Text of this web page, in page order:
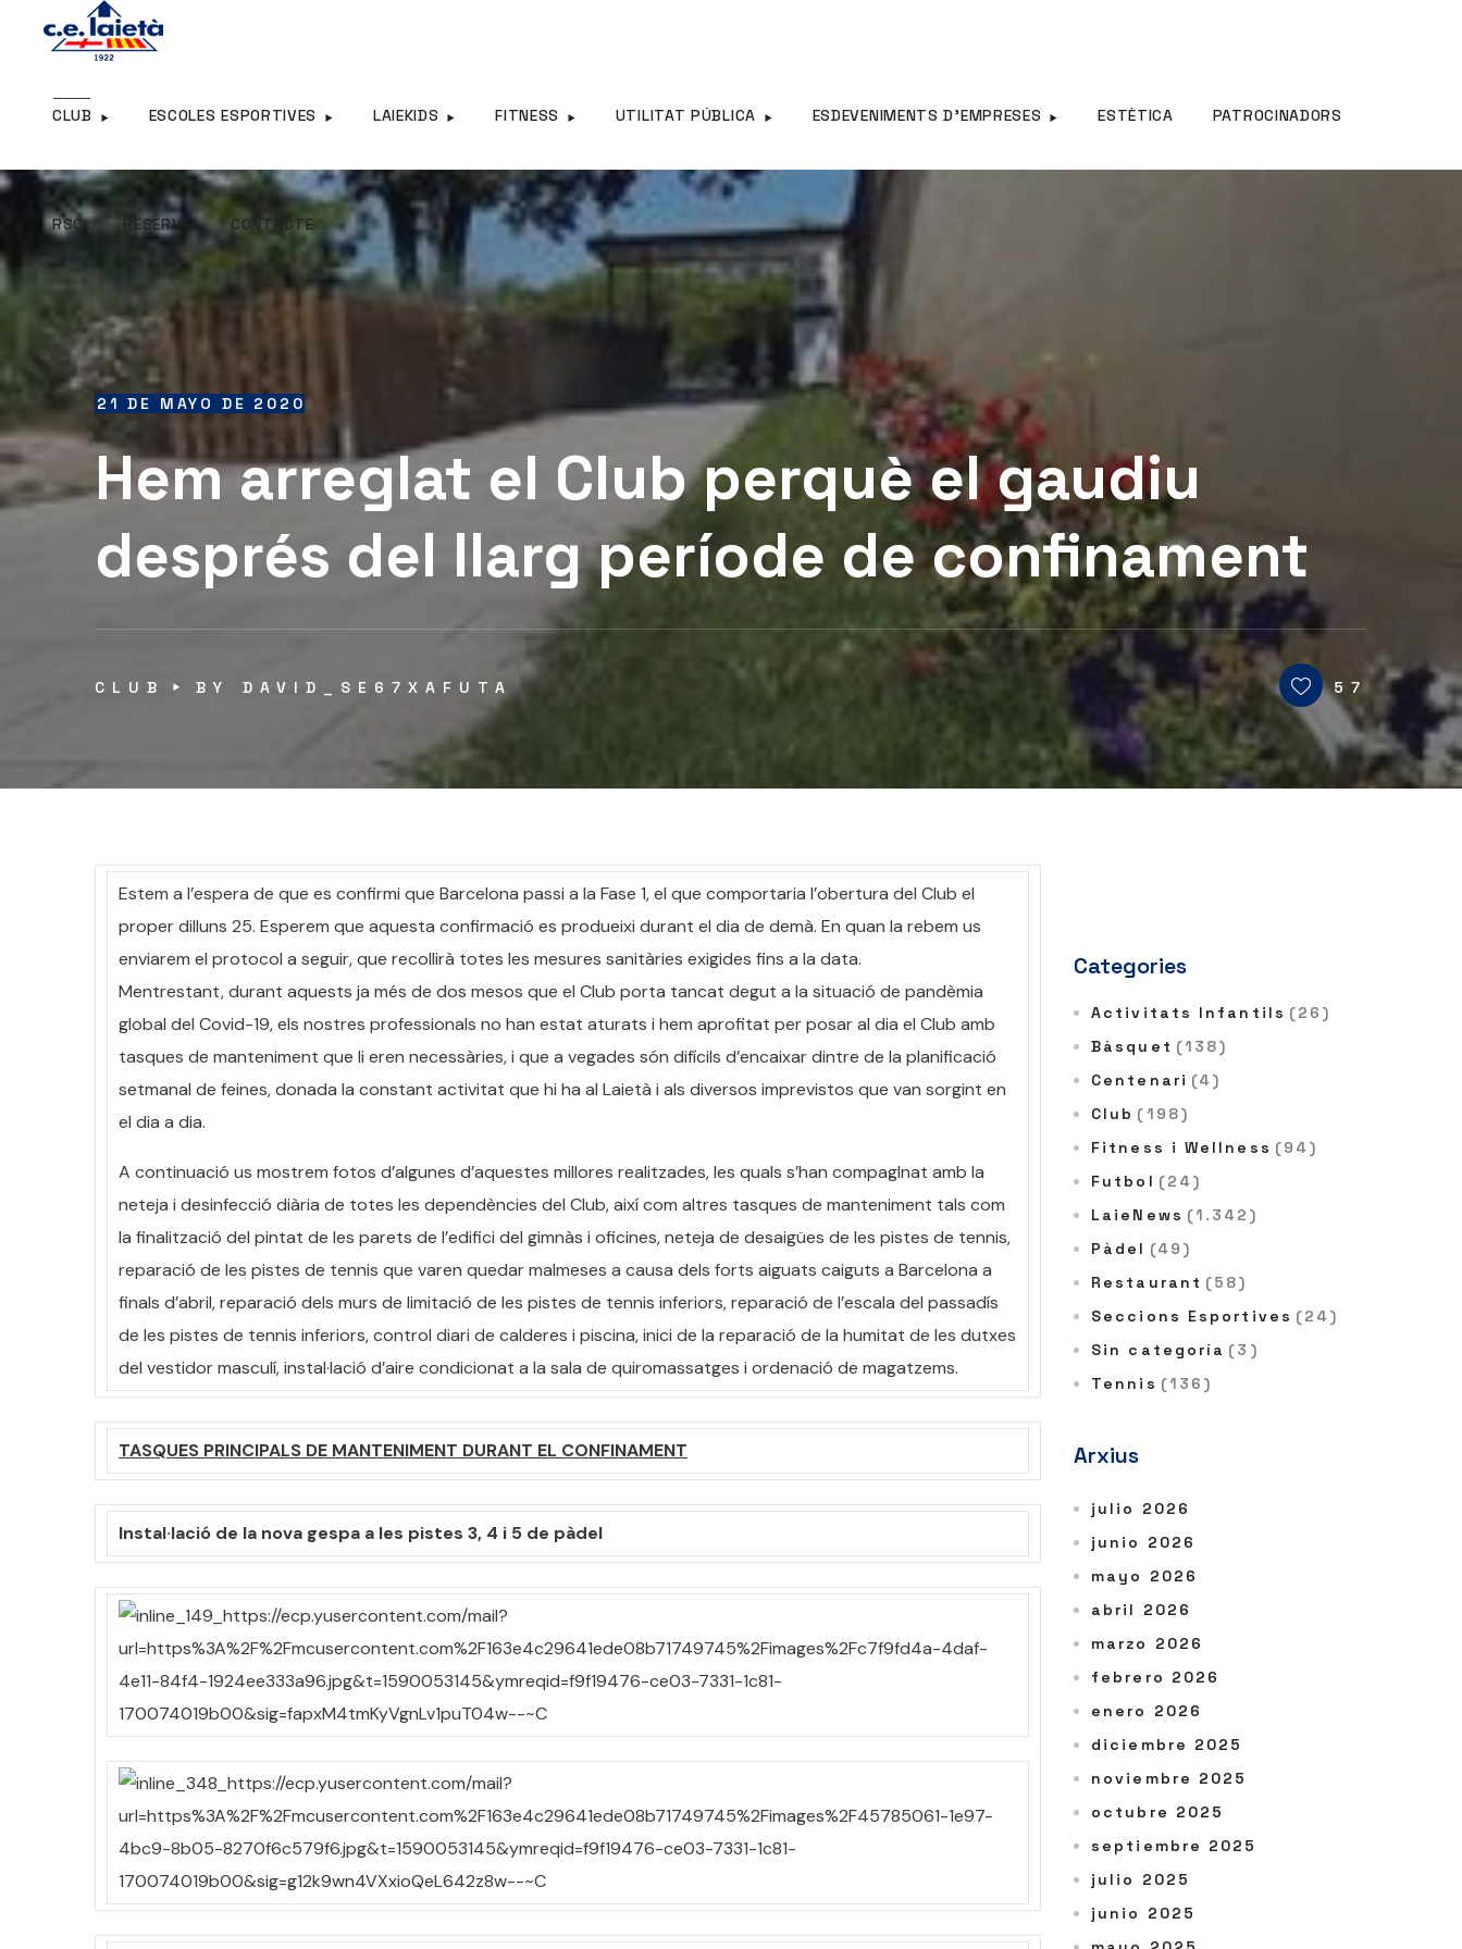
CLUB ESCOLES ESPORTIVES LAIEKIDS FITNESS UTILITAT PÚBLICA ESDEVENIMENTS D’EMPRESES ESTÈTICA PATROCINADORS
RSC RESERVA CONTACTE
RSC RESERVA
21 DE MAYO DE 2020
Hem arreglat el Club perquè el gaudiu
després del llarg període de confinament
CLUB BY DAVID_SE67XAFUTA 57
Estem a l’espera de que es confirmi que Barcelona passi a la Fase 1, el que comportaria l’obertura del Club el
proper dilluns 25. Esperem que aquesta confirmació es produeixi durant el dia de demà. En quan la rebem us
enviarem el protocol a seguir, que recollirà totes les mesures sanitàries exigides fins a la data.
Mentrestant, durant aquests ja més de dos mesos que el Club porta tancat degut a la situació de pandèmia
global del Covid-19, els nostres professionals no han estat aturats i hem aprofitat per posar al dia el Club amb
tasques de manteniment que li eren necessàries, i que a vegades són difícils d’encaixar dintre de la planificació
setmanal de feines, donada la constant activitat que hi ha al Laietà i als diversos imprevistos que van sorgint en
el dia a dia.
A continuació us mostrem fotos d’algunes d’aquestes millores realitzades, les quals s’han compagInat amb la
neteja i desinfecció diària de totes les dependències del Club, així com altres tasques de manteniment tals com
la finalització del pintat de les parets de l’edifici del gimnàs i oficines, neteja de desaigües de les pistes de tennis,
reparació de les pistes de tennis que varen quedar malmeses a causa dels forts aiguats caiguts a Barcelona a
finals d’abril, reparació dels murs de limitació de les pistes de tennis inferiors, reparació de l’escala del passadís
de les pistes de tennis inferiors, control diari de calderes i piscina, inici de la reparació de la humitat de les dutxes
del vestidor masculí, instal·lació d’aire condicionat a la sala de quiromassatges i ordenació de magatzems.
TASQUES PRINCIPALS DE MANTENIMENT DURANT EL CONFINAMENT
Instal·lació de la nova gespa a les pistes 3, 4 i 5 de pàdel
Categories
Activitats Infantils (26)
Bàsquet (138)
Centenari (4)
Club (198)
Fitness i Wellness (94)
Futbol (24)
LaieNews (1.342)
Pàdel (49)
Restaurant (58)
Seccions Esportives (24)
Sin categoría (3)
Tennis (136)
Arxius
julio 2026
junio 2026
mayo 2026
abril 2026
marzo 2026
febrero 2026
enero 2026
diciembre 2025
noviembre 2025
octubre 2025
septiembre 2025
julio 2025
junio 2025